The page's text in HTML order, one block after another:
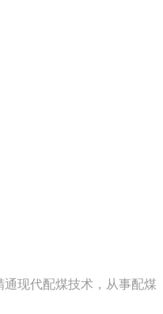
现代配煤技术，从事配煤